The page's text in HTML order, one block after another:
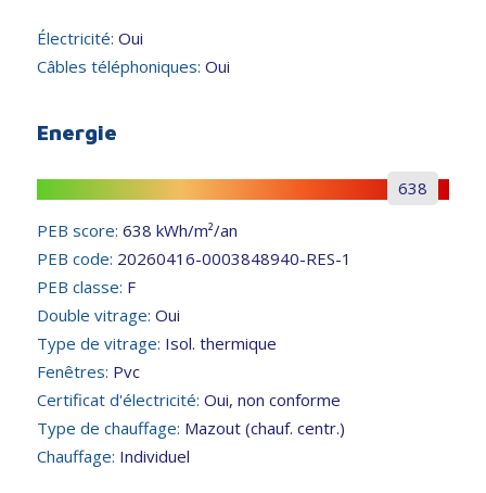
Électricité: Oui
Câbles téléphoniques: Oui
Energie
638
PEB score: 638 kWh/m²/an
PEB code: 20260416-0003848940-RES-1
PEB classe: F
Double vitrage: Oui
Type de vitrage: Isol. thermique
Fenêtres: Pvc
Certificat d'électricité: Oui, non conforme
Type de chauffage: Mazout (chauf. centr.)
Chauffage: Individuel